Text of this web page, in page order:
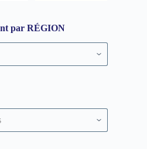
par RÉGION